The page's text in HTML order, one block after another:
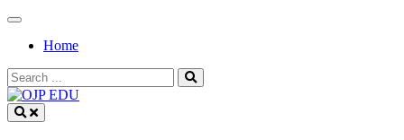
Skip
contentHome
Search
for: